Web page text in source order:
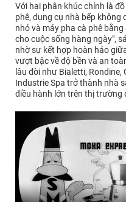
Với hai phân khúc chính là
phê, dụng cụ nhà bếp không
nhỏ và máy pha cà phê
cho cuộc sống hàng ngày",
nhờ sự kết hợp hoàn hảo
vượt bậc về độ bền và an
lâu đời như Bialetti, Rondine,
Industrie Spa trở thành nhà
điều hành lớn trên thị trường